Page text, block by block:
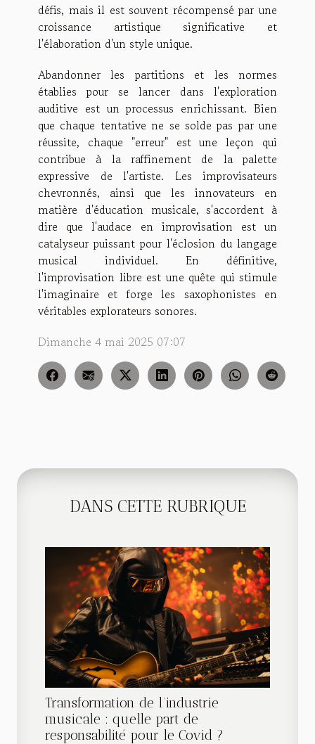
défis, mais il est souvent récompensé par une
croissance artistique significative et
l'élaboration d'un style unique.
Abandonner les partitions et les normes
établies pour se lancer dans l'exploration
auditive est un processus enrichissant. Bien
que chaque tentative ne se solde pas par une
réussite, chaque "erreur" est une leçon qui
contribue à la raffinement de la palette
expressive de l'artiste. Les improvisateurs
chevronnés, ainsi que les innovateurs en
matière d'éducation musicale, s'accordent à
dire que l'audace en improvisation est un
catalyseur puissant pour l'éclosion du langage
musical individuel. En définitive,
l'improvisation libre est une quête qui stimule
l'imaginaire et forge les saxophonistes en
véritables explorateurs sonores.
Dimanche 4 mai 2025 07:07
DANS CETTE RUBRIQUE
Transformation de l’industrie
musicale : quelle part de
responsabilité pour le Covid ?